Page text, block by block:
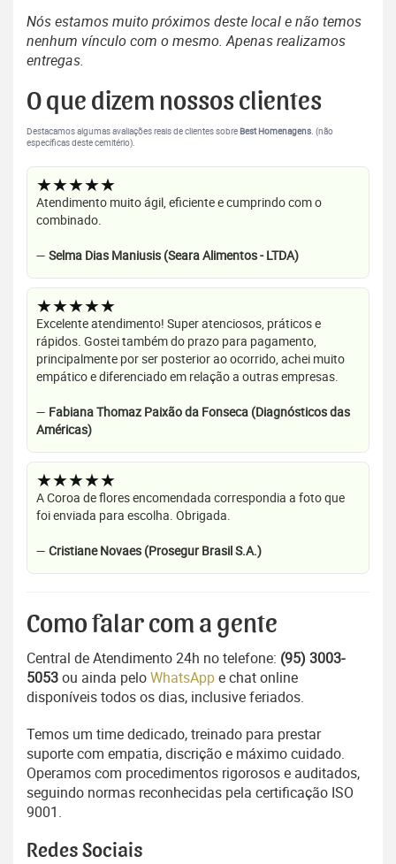
Nós estamos muito próximos deste local e não temos
nenhum vínculo com o mesmo. Apenas realizamos
entregas.
O que dizem nossos clientes
Destacamos algumas avaliações reais de clientes sobreBest Homenagens. (não
específicas deste cemitério).
★★★★★
Atendimento muito ágil, eficiente e cumprindo com o
combinado.
— Selma Dias Maniusis (Seara Alimentos - LTDA)
★★★★★
Excelente atendimento! Super atenciosos, práticos e
rápidos. Gostei também do prazo para pagamento,
principalmente por ser posterior ao ocorrido, achei muito
empático e diferenciado em relação a outras empresas.
— Fabiana Thomaz Paixão da Fonseca (Diagnósticos das
Américas)
★★★★★
A Coroa de flores encomendada correspondia a foto que
foi enviada para escolha. Obrigada.
— Cristiane Novaes (Prosegur Brasil S.A.)
Como falar com a gente
Central de Atendimento 24h no telefone: (95) 3003-
5053ou ainda peloWhatsAppe chat online
disponíveis todos os dias, inclusive feriados.
Temos um time dedicado, treinado para prestar
suporte com empatia, discrição e máximo cuidado.
Operamos com procedimentos rigorosos e auditados,
seguindo normas reconhecidas pela certificação ISO
9001.
Redes Sociais